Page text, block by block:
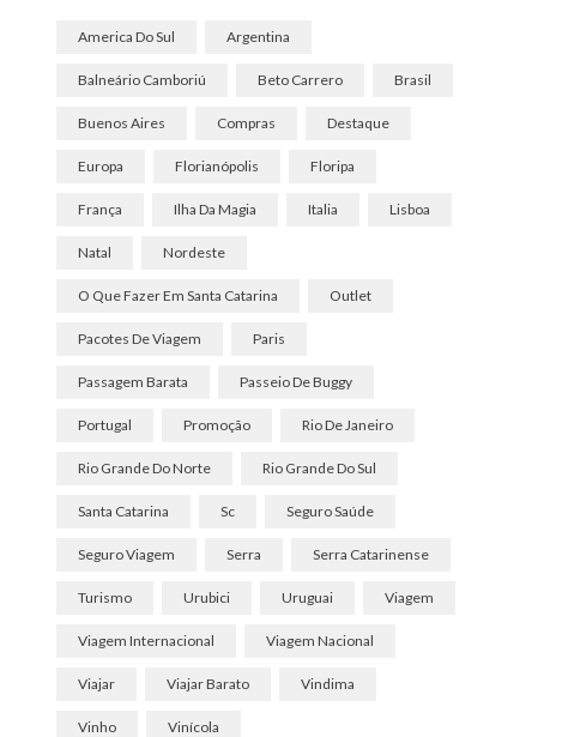
America Do Sul Argentina
Balneário Camboriú Beto Carrero Brasil
Buenos Aires Compras Destaque
Europa Florianópolis Floripa
França Ilha Da Magia Italia Lisboa
Natal Nordeste
O Que Fazer Em Santa Catarina Outlet
Pacotes De Viagem Paris
Passagem Barata Passeio De Buggy
Portugal Promoção Rio De Janeiro
Rio Grande Do Norte Rio Grande Do Sul
Santa Catarina Sc Seguro Saúde
Seguro Viagem Serra Serra Catarinense
Turismo Urubici Uruguai Viagem
Viagem Internacional Viagem Nacional
Viajar Viajar Barato Vindima
Vinho Vinícola